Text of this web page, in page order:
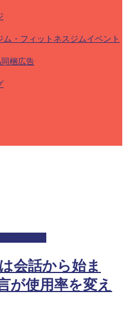
ム・フィットネスジムイベント
梱広告
会話から始ま
が使用率を変え